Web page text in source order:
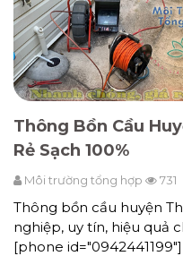
Thông Bồn Cầu
Rẻ Sạch 100%
Môi trường tổng hợp 731
Thông bồn cầu huyện
nghiệp, uy tín, hiệu quả
[phone